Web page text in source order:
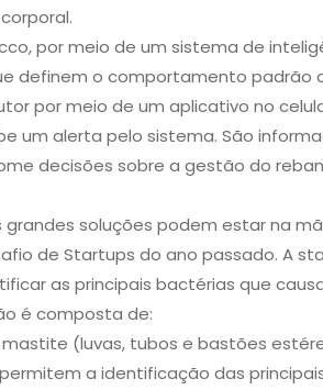
por meio de um sistema de
definem o comportamento padrão
por meio de um aplicativo no
um alerta pelo sistema. São
decisões sobre a gestão do
soluções podem estar na
de Startups do ano passado. A
as principais bactérias que
é composta de:
(luvas, tubos e bastões
a identificação das